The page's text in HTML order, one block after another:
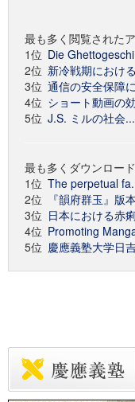
最も多く閲覧された
1位 Die
2位 新冷戦期におけ
3位 通信の安全保障
4位 ショート動画の
5位 J.S. ミルの社会...
最も多くダウンロー
1位 The perpetual
2位
『韻府群玉』版
3位 日本における赤
4位 Promoting
5位 慶應義塾大学日